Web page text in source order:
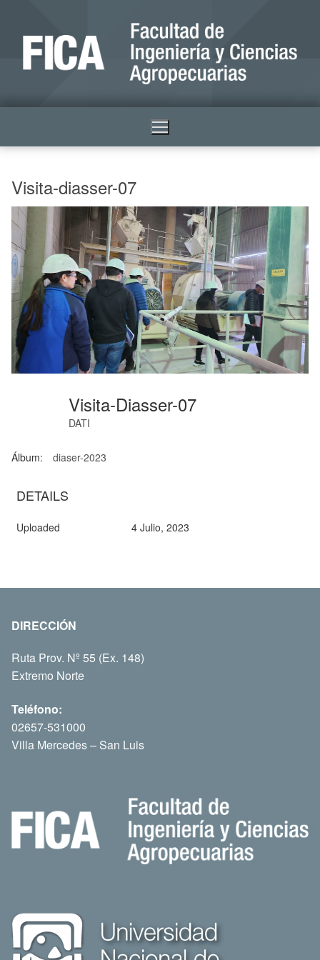
Visita-diasser-07
Visita-Diasser-07
DATI
Álbum: diaser-2023
DETAILS
Uploaded 4 Julio, 2023
DIRECCIÓN
Ruta Prov. Nº 55 (Ex. 148)
Extremo Norte
Teléfono:
02657-531000
Villa Mercedes – San Luis